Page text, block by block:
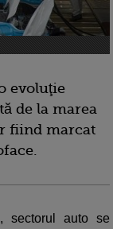
evoluţie
de la marea
fiind marcat
sectorul auto se